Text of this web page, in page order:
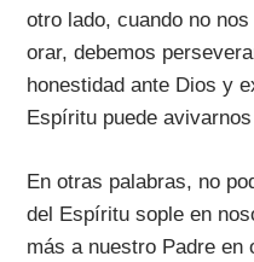
otro lado, cuando no
orar, debemos
honestidad ante Dios y
Espíritu puede
En otras palabras, no
del Espíritu sople en
más a nuestro Padre en